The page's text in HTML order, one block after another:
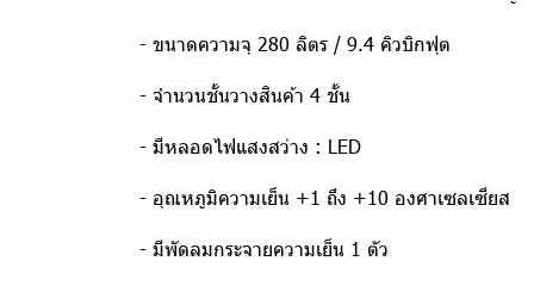
- ขนาดความจุ 280 ลิตร / 9.4 คิวบิกฟุต
- จำนวนชั้นวางสินค้า 4 ชั้น
- มีหลอดไฟแสงสว่าง : LED
- อุณหภูมิความเย็น +1 ถึง +10 องศาเซลเซียส
- มีพัดลมกระจายความเย็น 1 ตัว